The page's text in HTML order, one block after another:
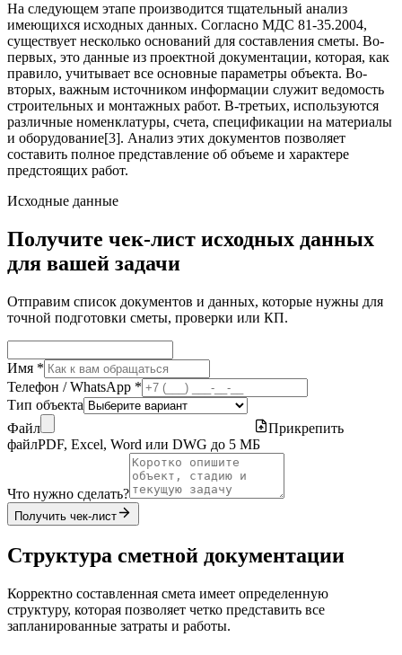
На следующем этапе производится тщательный анализ
имеющихся исходных данных. Согласно МДС 81-35.2004,
существует несколько оснований для составления сметы. Во-
первых, это данные из проектной документации, которая, как
правило, учитывает все основные параметры объекта. Во-
вторых, важным источником информации служит ведомость
строительных и монтажных работ. В-третьих, используются
различные номенклатуры, счета, спецификации на материалы
и оборудование[3]. Анализ этих документов позволяет
составить полное представление об объеме и характере
предстоящих работ.
Исходные данные
Получите чек-лист исходных данных
для вашей задачи
Отправим список документов и данных, которые нужны для
точной подготовки сметы, проверки или КП.
Имя *
Телефон / WhatsApp *
Тип объекта
Файл
Прикрепить
файлPDF, Excel, Word или DWG до 5 МБ
Что нужно сделать?
Получить чек-лист
Структура сметной документации
Корректно составленная смета имеет определенную
структуру, которая позволяет четко представить все
запланированные затраты и работы.